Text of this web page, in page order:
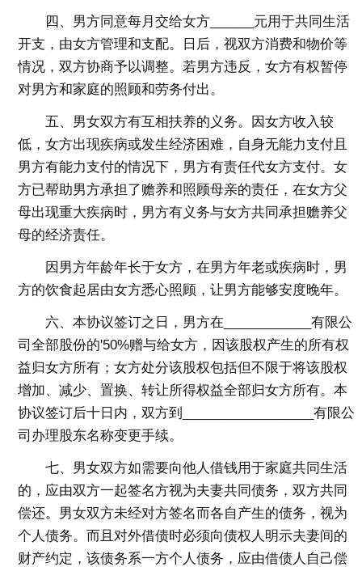
四、男方同意每月交给女方______元用于共同生活
开支，由女方管理和支配。日后，视双方消费和物价等
情况，双方协商予以调整。若男方违反，女方有权暂停
对男方和家庭的照顾和劳务付出。
五、男女双方有互相扶养的义务。因女方收入较
低，女方出现疾病或发生经济困难，自身无能力支付且
男方有能力支付的情况下，男方有责任代女方支付。女
方已帮助男方承担了赡养和照顾母亲的责任，在女方父
母出现重大疾病时，男方有义务与女方共同承担赡养父
母的经济责任。
因男方年龄年长于女方，在男方年老或疾病时，男
方的饮食起居由女方悉心照顾，让男方能够安度晚年。
六、本协议签订之日，男方在____________有限公
司全部股份的'50%赠与给女方，因该股权产生的所有权
益归女方所有；女方处分该股权包括但不限于将该股权
增加、减少、置换、转让所得权益全部归女方所有。本
协议签订后十日内，双方到__________________有限公
司办理股东名称变更手续。
七、男女双方如需要向他人借钱用于家庭共同生活
的，应由双方一起签名方视为夫妻共同债务，双方共同
偿还。男女双方未经对方签名而各自产生的债务，视为
个人债务。而且对外借债时必须向债权人明示夫妻间的
财产约定，该债务系一方个人债务，应由借债人自己偿